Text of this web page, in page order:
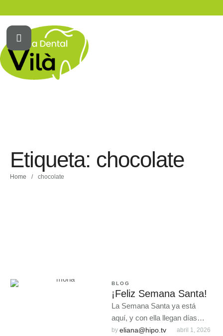
Etiqueta: chocolate
Home / chocolate
BLOG
¡Feliz Semana Santa!
La Semana Santa ya está
aquí, y con ella llegan días
para disfrutar en familia, con
by eliana@hipo.tv abril 1, 2026